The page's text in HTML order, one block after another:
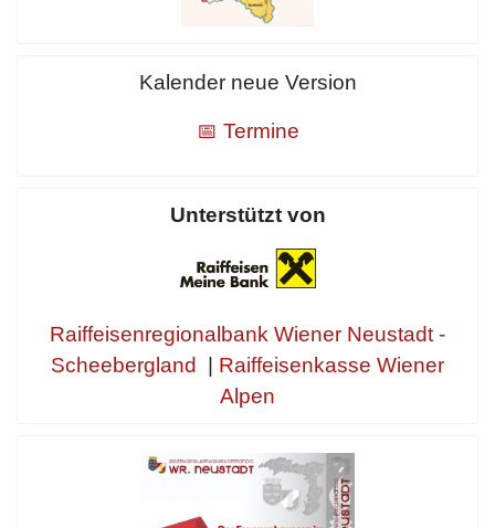
Kalender neue Version
📅 Termine
Unterstützt von
Raiffeisenregionalbank Wiener Neustadt -
Scheebergland
Raiffeisenkasse Wiener
Alpen